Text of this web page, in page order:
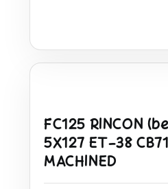
FC125 RINCON
5X127 ET-38
MACHINED